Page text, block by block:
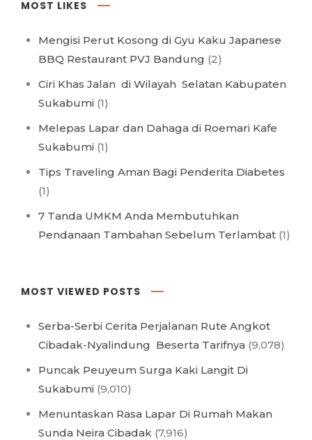
MOST LIKES
Mengisi Perut Kosong di Gyu Kaku Japanese
BBQ Restaurant PVJ Bandung (2)
Ciri Khas Jalan di Wilayah Selatan Kabupaten
Sukabumi (1)
Melepas Lapar dan Dahaga di Roemari Kafe
Sukabumi (1)
Tips Traveling Aman Bagi Penderita Diabetes
(1)
7 Tanda UMKM Anda Membutuhkan
Pendanaan Tambahan Sebelum Terlambat (1)
MOST VIEWED POSTS
Serba-Serbi Cerita Perjalanan Rute Angkot
Cibadak-Nyalindung Beserta Tarifnya (9,078)
Puncak Peuyeum Surga Kaki Langit Di
Sukabumi (9,010)
Menuntaskan Rasa Lapar Di Rumah Makan
Sunda Neira Cibadak (7,916)